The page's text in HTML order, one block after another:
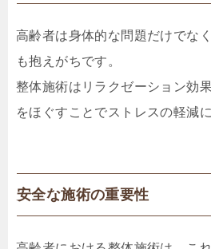
高齢者は身体的な問題だけでな
も抱えがちです。
整体施術はリラクゼーション効
をほぐすことでストレスの軽減
安全な施術の重要性